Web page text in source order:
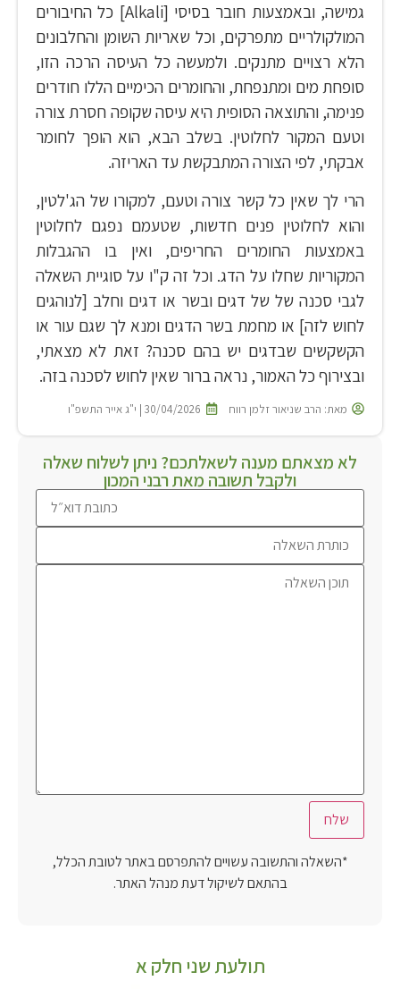
גמישה, ובאמצעות חובר בסיסי [Alkali] כל החיבורים
המולקולריים מתפרקים, וכל שאריות השומן והחלבונים
הלא רצויים מתנקים. ולמעשה כל העיסה הרכה הזו,
סופחת מים ומתנפחת, והחומרים הכימיים הללו חודרים
פנימה, והתוצאה הסופית היא עיסה שקופה חסרת צורה
וטעם המקור לחלוטין. בשלב הבא, הוא הופך לחומר
אבקתי, לפי הצורה המתבקשת עד האריזה.
הרי לך שאין כל קשר צורה וטעם, למקורו של הג'לטין,
והוא לחלוטין פנים חדשות, שטעמם נפגם לחלוטין
באמצעות החומרים החריפים, ואין בו ההגבלות
המקוריות שחלו על הדג. וכל זה ק"ו על סוגיית השאלה
לגבי סכנה של של דגים ובשר או דגים וחלב [לנוהגים
לחוש לזה] או מחמת בשר הדגים ומנא לך שגם עור או
הקשקשים שבדגים יש בהם סכנה? זאת לא מצאתי,
ובצירוף כל האמור, נראה ברור שאין לחוש לסכנה בזה.
מאת: הרב שניאור זלמן רווח 30/04/2026 | י"ג אייר התשפ"ו
לא מצאתם מענה לשאלתכם? ניתן לשלוח שאלה
ולקבל תשובה מאת רבני המכון
*השאלה והתשובה עשויים להתפרסם באתר לטובת הכלל,
בהתאם לשיקול דעת מנהל האתר.
תולעת שני חלק א